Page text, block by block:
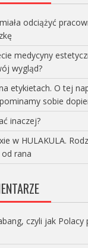
odciążyć
medycyny
wygląd?
etykietach. O tej
sobie
inaczej?
w HULAKULA.
rana
czyli jak